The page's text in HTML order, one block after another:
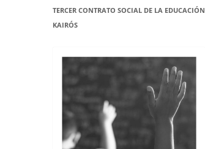
TERCER CONTRATO SOCIAL DE LA EDUCACIÓN
KAIRÓS